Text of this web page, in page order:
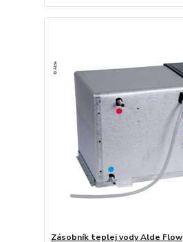
Zásobník teplej vody Alde Flow